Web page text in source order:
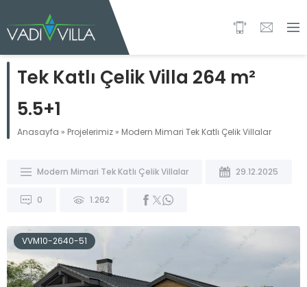
Tek Katlı Çelik Villa 264 m²
5.5+1
Anasayfa » Projelerimiz » Modern Mimari Tek Katlı Çelik Villalar
Modern Mimari Tek Katlı Çelik Villalar 29.12.2025
0 1.262
VVM10-2640-51